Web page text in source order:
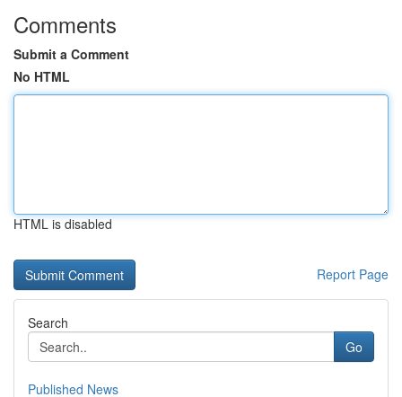
Comments
Submit a Comment
No HTML
HTML is disabled
Report Page
Search
Go
Published News